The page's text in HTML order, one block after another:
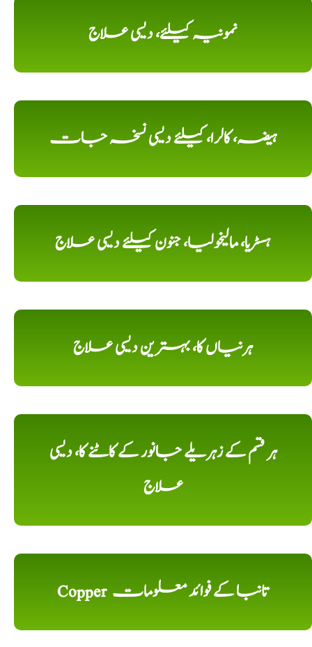
نمونیہ کیلئے، دیسی علاج
ہیضہ، کالرا، کیلئے دیسی نسخہ جات
ہسٹریا، مالیخولیا، جنون کیلئے دیسی علاج
ہرنیاں کا، بہترین دیسی علاج
ہر قسم کے زہریلے جانور کے کاٹنے کا، دیسی
علاج
Copper تانبا کے فوائد معلومات